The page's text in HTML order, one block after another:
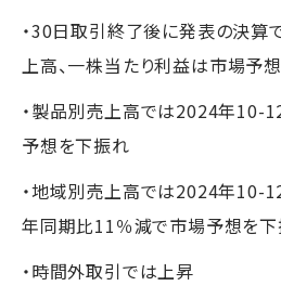
・30日取引終了後に発表の決算
上高、一株当たり利益は市場予
・製品別売上高では2024年10-
予想を下振れ
・地域別売上高では2024年10-
年同期比11％減で市場予想を
・時間外取引では上昇